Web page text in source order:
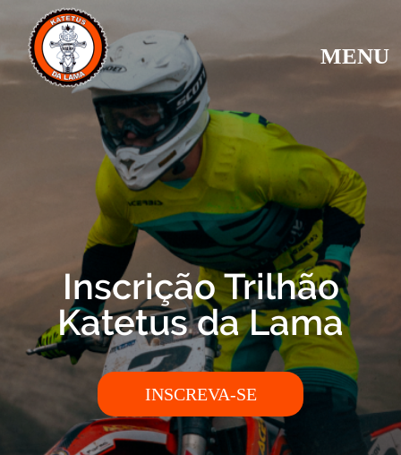
MENU
Inscrição Trilhão
Katetus da Lama
INSCREVA-SE